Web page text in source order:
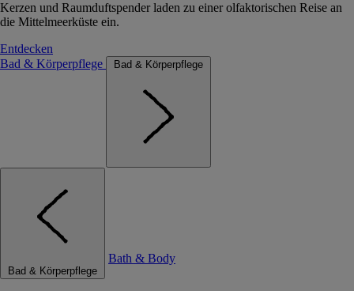
Kerzen und Raumduftspender laden zu einer olfaktorischen Reise an
die Mittelmeerküste ein.
Entdecken
Bad & Körperpflege
Bad & Körperpflege
Bad & Körperpflege
Bath & Body